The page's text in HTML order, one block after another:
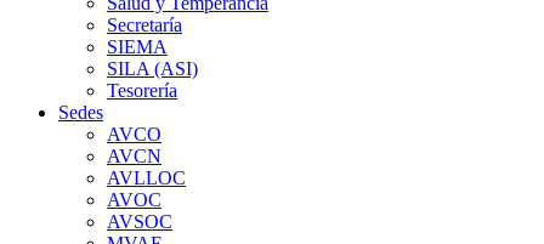
Secretaría
SIEMA
SILA (ASI)
Tesorería
Sedes
AVCO
AVCN
AVLLOC
AVOC
AVSOC